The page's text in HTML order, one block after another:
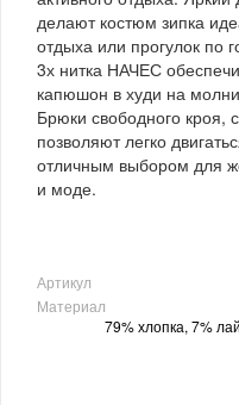
делают костюм зипка
отдыха или прогулок по
3х нитка НАЧЕС
капюшон в худи на
Брюки свободного кроя,
позволяют легко
отличным выбором для
и моде.
Артикул
Материал
79% хлопка, 7%